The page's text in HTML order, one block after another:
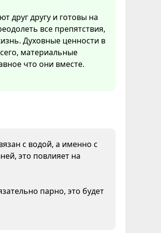
друг другу и готовы на
все препятствия,
Духовные ценности в
материальные
что они вместе.
с водой, а именно с
это повлияет на
парно, это будет